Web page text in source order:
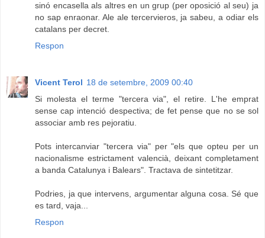
sinó encasella als altres en un grup (per oposició al seu) ja
no sap enraonar. Ale ale tercervieros, ja sabeu, a odiar els
catalans per decret.
Respon
Vicent Terol 18 de setembre, 2009 00:40
Si molesta el terme "tercera via", el retire. L'he emprat
sense cap intenció despectiva; de fet pense que no se sol
associar amb res pejoratiu.
Pots intercanviar "tercera via" per "els que opteu per un
nacionalisme estrictament valencià, deixant completament
a banda Catalunya i Balears". Tractava de sintetitzar.
Podries, ja que intervens, argumentar alguna cosa. Sé que
es tard, vaja...
Respon